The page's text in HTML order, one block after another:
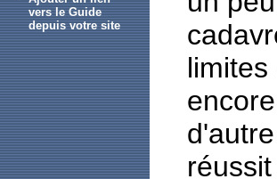
vers le Guide
depuis votre site